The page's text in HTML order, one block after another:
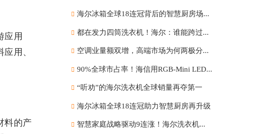
应用
用、
料的产
海尔冰箱全球18连冠背后的智慧厨房场...
都在发力四筒洗衣机！海尔：谁能跨过...
空调业量额双增，高端市场为何两极分...
90%全球市占率！海信用RGB-Mini LED...
“听劝”的海尔洗衣机全球销量再夺第一
海尔冰箱全球18连冠助力智慧厨房再升级
智慧家庭战略驱动9连涨！海尔洗衣机...